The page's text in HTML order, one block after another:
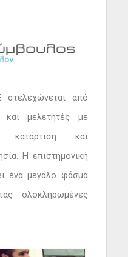
από
και μελετητές με
κατάρτιση και
Η επιστημονική
ένα μεγάλο φάσμα
ολοκληρωμένες